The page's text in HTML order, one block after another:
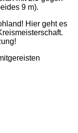
9 m).
Hier geht es